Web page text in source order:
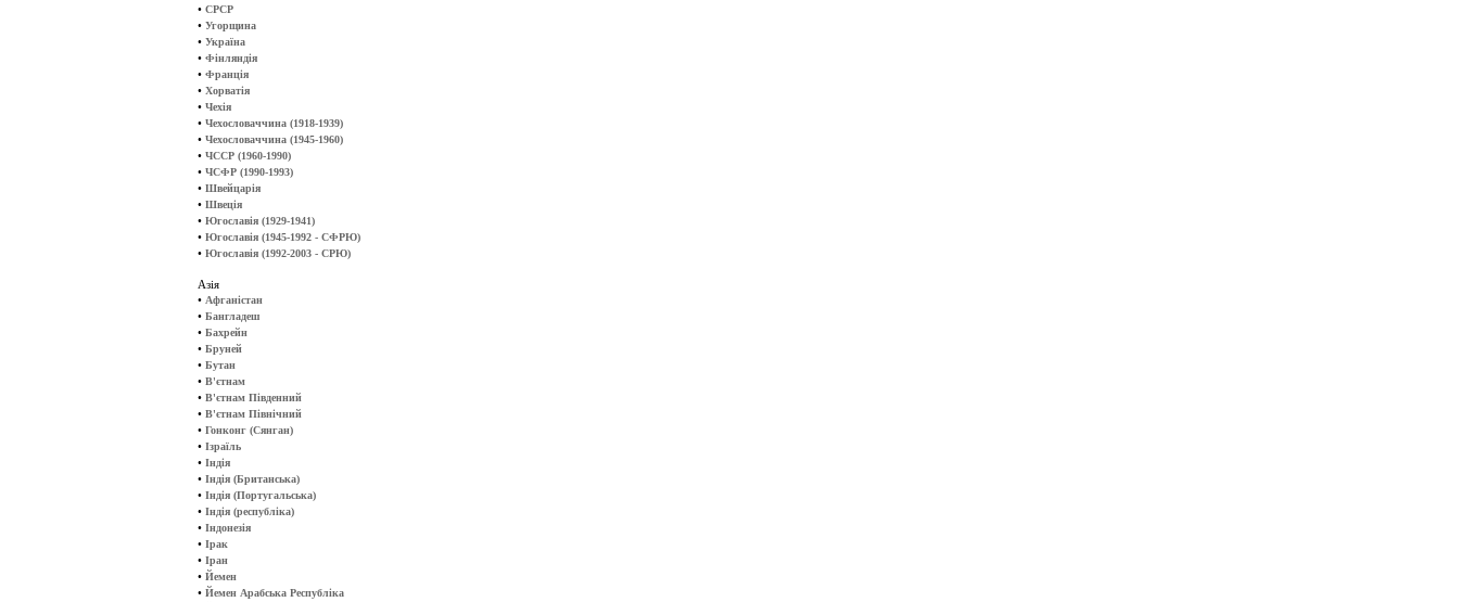
• СРСР
• Угорщина
• Україна
• Фінляндія
• Франція
• Хорватія
• Чехія
• Чехословаччина (1918-1939)
• Чехословаччина (1945-1960)
• ЧССР (1960-1990)
• ЧСФР (1990-1993)
• Швейцарія
• Швеція
• Югославія (1929-1941)
• Югославія (1945-1992 - СФРЮ)
• Югославія (1992-2003 - СРЮ)
Азія
• Афганістан
• Бангладеш
• Бахрейн
• Бруней
• Бутан
• В'єтнам
• В'єтнам Південний
• В'єтнам Північний
• Гонконг (Сянган)
• Ізраїль
• Індія
• Індія (Британська)
• Індія (Португальська)
• Індія (республіка)
• Індонезія
• Ірак
• Іран
• Йемен
• Йемен Арабська Республіка